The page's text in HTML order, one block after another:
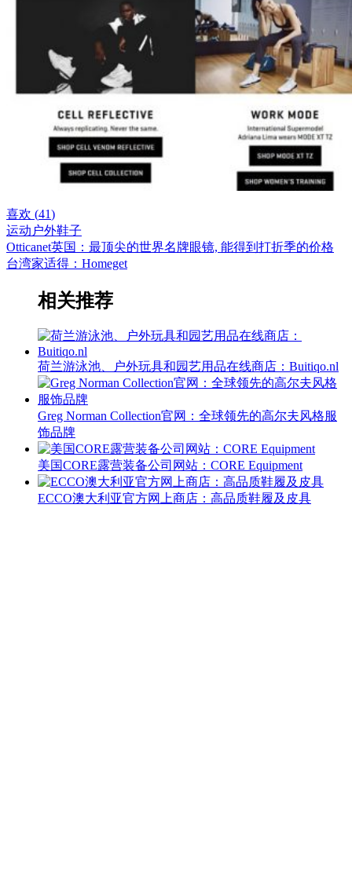
喜欢 (41)
运动户外鞋子
Otticanet英国：最顶尖的世界名牌眼镜, 能得到打折季的价格
台湾家适得：Homeget
相关推荐
荷兰游泳池、户外玩具和园艺用品在线商店：Buitiqo.nl
Greg Norman Collection官网：全球领先的高尔夫风格服
饰品牌
美国CORE露营装备公司网站：CORE Equipment
ECCO澳大利亚官方网上商店：高品质鞋履及皮具